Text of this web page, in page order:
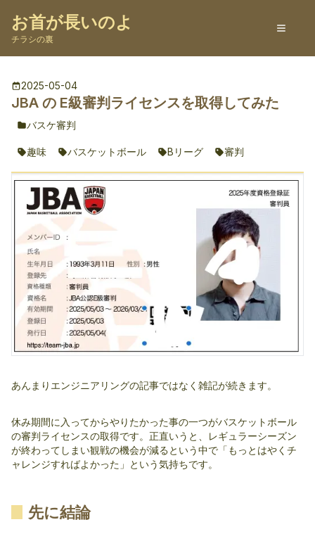
お首が長いのよ
チラシの裏
2025-05-04
JBA の E級審判ライセンスを取得してみた
バスケ審判
趣味 バスケットボール Bリーグ 審判
あんまりエンジニアリングの記事ではなく雑記が続きます。
休み期間に入ってからやりたかった事の一つがバスケットボール
の審判ライセンスの取得です。正直いうと、レギュラーシーズン
が終わってしまい観戦の機会が減るという中で「もっとはやくチ
ャレンジすればよかった」という気持ちです。
先に結論